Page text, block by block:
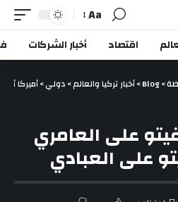
Aa
اقتصاد أخبار الشركات
>
Blog
>أخبار تركيا والعالم>دولي>أميركا
على العامري
على العبادي